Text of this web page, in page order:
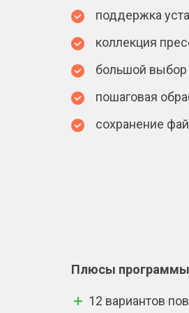
поддержка
коллекция
большой выбор
пошаговая
сохранение
Плюсы программы
12 вариантов